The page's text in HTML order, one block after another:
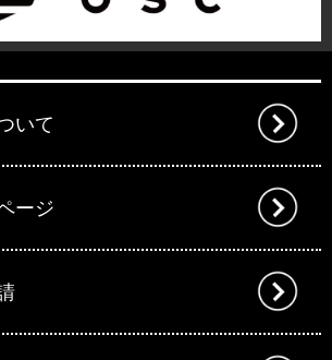
いて
ージ